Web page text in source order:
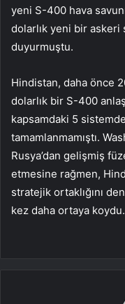
yeni S-400 hava
dolarlık yeni bir askeri
duyurmuştu.
Hindistan, daha önce
dolarlık bir S-400
kapsamdaki 5
tamamlanmamıştı.
Rusya’dan gelişmiş
etmesine rağmen,
stratejik ortaklığını
kez daha ortaya koydu.